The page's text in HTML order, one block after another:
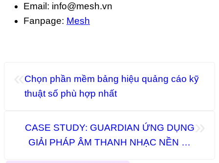
Email: info@mesh.vn
Fanpage: Mesh
Chọn phần mềm bảng hiệu quảng cáo kỹ
thuật số phù hợp nhất
CASE STUDY: GUARDIAN ỨNG DỤNG
GIẢI PHÁP ÂM THANH NHẠC NỀN ĐA